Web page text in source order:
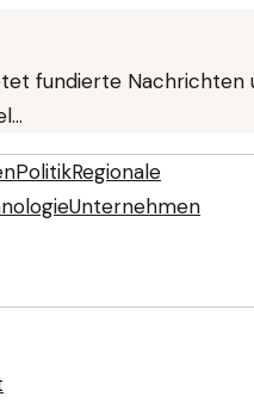
fundierte Nachrichten
PolitikRegionale
Unternehmen